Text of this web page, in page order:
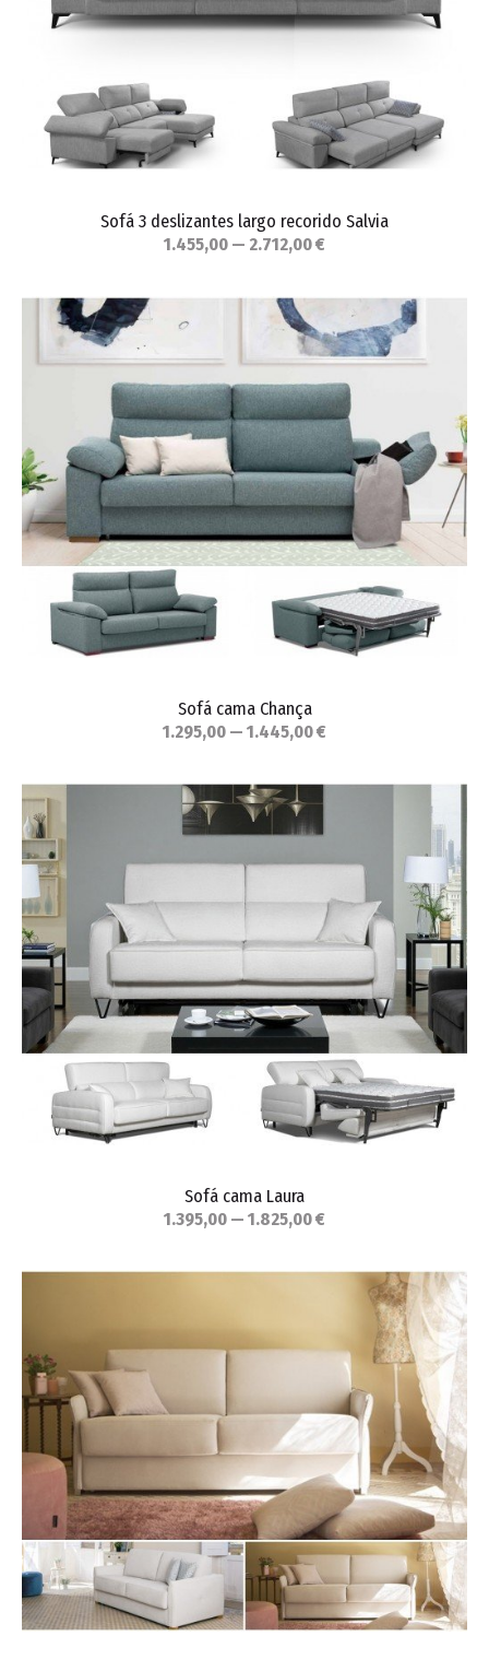
Sofá 3 deslizantes largo recorido Salvia
1.455,00 — 2.712,00 €
Sofá cama Chança
1.295,00 — 1.445,00 €
Sofá cama Laura
1.395,00 — 1.825,00 €